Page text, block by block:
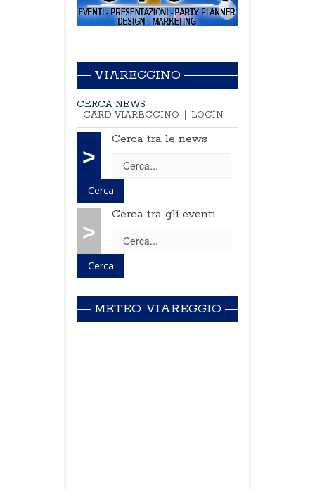
VIAREGGINO
CERCA NEWS
CARD VIAREGGINO
LOGIN
>
Cerca tra le news
>
Cerca tra gli eventi
METEO VIAREGGIO